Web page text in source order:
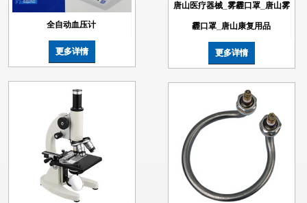
全自动血压计
更多详情
唐山医疗器械_雾霾口罩_唐山雾
霾口罩_唐山康复用品
更多详情